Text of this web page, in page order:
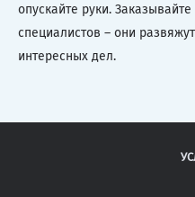
опускайте руки.
специалистов – они
интересных дел.